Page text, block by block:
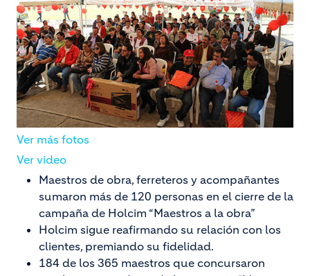
Ver más fotos
Ver video
Maestros de obra, ferreteros y acompañantes
sumaron más de 120 personas en el cierre de la
campaña de Holcim “Maestros a la obra”
Holcim sigue reafirmando su relación con los
clientes, premiando su fidelidad.
184 de los 365 maestros que concursaron